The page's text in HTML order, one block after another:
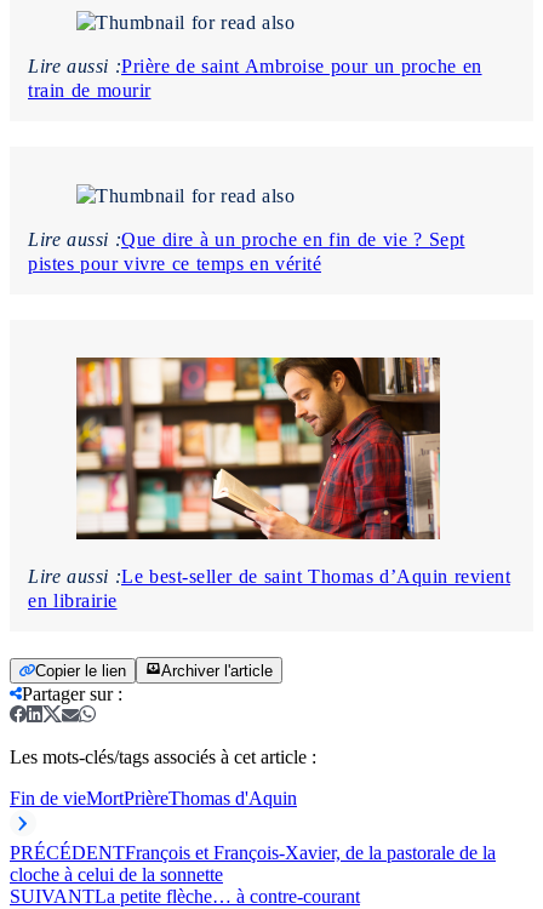
Lire aussi :Prière de saint Ambroise pour un proche en
train de mourir
Lire aussi :Que dire à un proche en fin de vie ? Sept
pistes pour vivre ce temps en vérité
Lire aussi :Le best-seller de saint Thomas d’Aquin revient
en librairie
Copier le lien Archiver l'article
Partager sur:
Les mots-clés/tags associés à cet article :
Fin de vieMortPrièreThomas d'Aquin
PRÉCÉDENTFrançois et François-Xavier, de la pastorale de la
cloche à celui de la sonnette
SUIVANTLa petite flèche… à contre-courant